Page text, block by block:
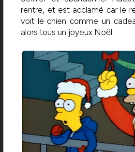
rentre, et est acclamé car le
voit le chien comme un
alors tous un joyeux Noël.